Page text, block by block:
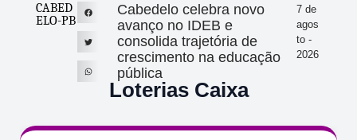
CABED
ELO-PB
Cabedelo celebra novo
avanço no IDEB e
consolida trajetória de
crescimento na educação
pública
7 de
agos
to -
2026
Loterias Caixa